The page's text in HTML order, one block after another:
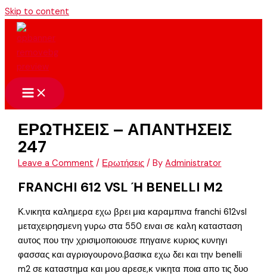
Skip to content
ΕΡΩΤΗΣΕΙΣ – ΑΠΑΝΤΗΣΕΙΣ
247
Leave a Comment / Ερωτήσεις / ByAdministrator
FRANCHI 612 VSL Ή BENELLI M2
Κ.νικητα καλημερα εχω βρει μια καραμπινα franchi 612vsl
μεταχειρησμενη γυρω στα 550 ειναι σε καλη κατασταση
αυτος που την χρισιμοποιουσε πηγαινε κυριος κυνηγι
φασσας και αγριογουρονο.βασικα εχω δει και την benelli
m2 σε καταστημα και μου αρεσε,κ νικητα ποια απο τις δυο